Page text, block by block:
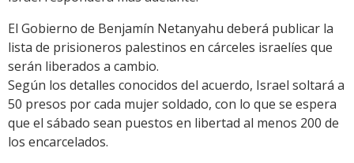
El Gobierno de Benjamín Netanyahu deberá publicar la
lista de prisioneros palestinos en cárceles israelíes que
serán liberados a cambio.
Según los detalles conocidos del acuerdo, Israel soltará a
50 presos por cada mujer soldado, con lo que se espera
que el sábado sean puestos en libertad al menos 200 de
los encarcelados.